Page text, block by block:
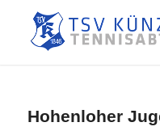
Hohenloher